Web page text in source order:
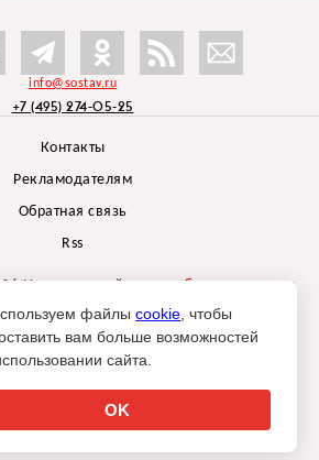
info@sostav.ru
+7 (495) 274-05-25
Контакты
Рекламодателям
Обратная связь
Rss
Независимый проектбрендингового
агентства Depot
Sostav.ru допустимо только при
указании источника.
файлы cookie , чтобы
вам больше возможностей
сайта.
OK